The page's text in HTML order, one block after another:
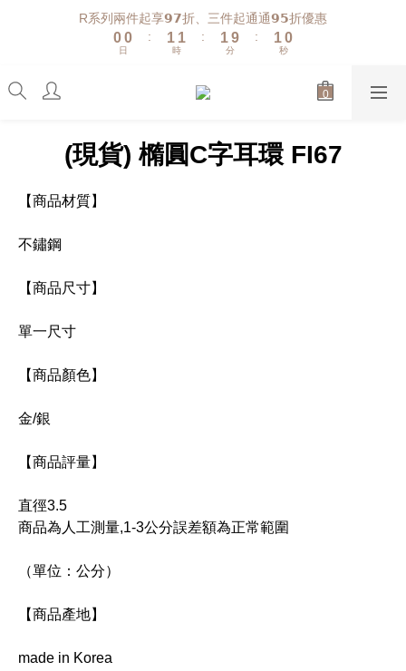
R系列兩件起享𝟵𝟳折、三件起通通𝟵𝟱折優惠
1
0
1
0
日
:
2
1
0
2
1
0
時
:
2
1
0
9
8
3
分
:
1
09
8
秒
(現貨) 橢圓C字耳環 FI67
【商品材質】
不鏽鋼
【商品尺寸】
單一尺寸
【商品顏色】
金/銀
【商品評量】
直徑3.5
商品為人工測量,1-3公分誤差額為正常範圍
（單位：公分）
【商品產地】
made in Korea